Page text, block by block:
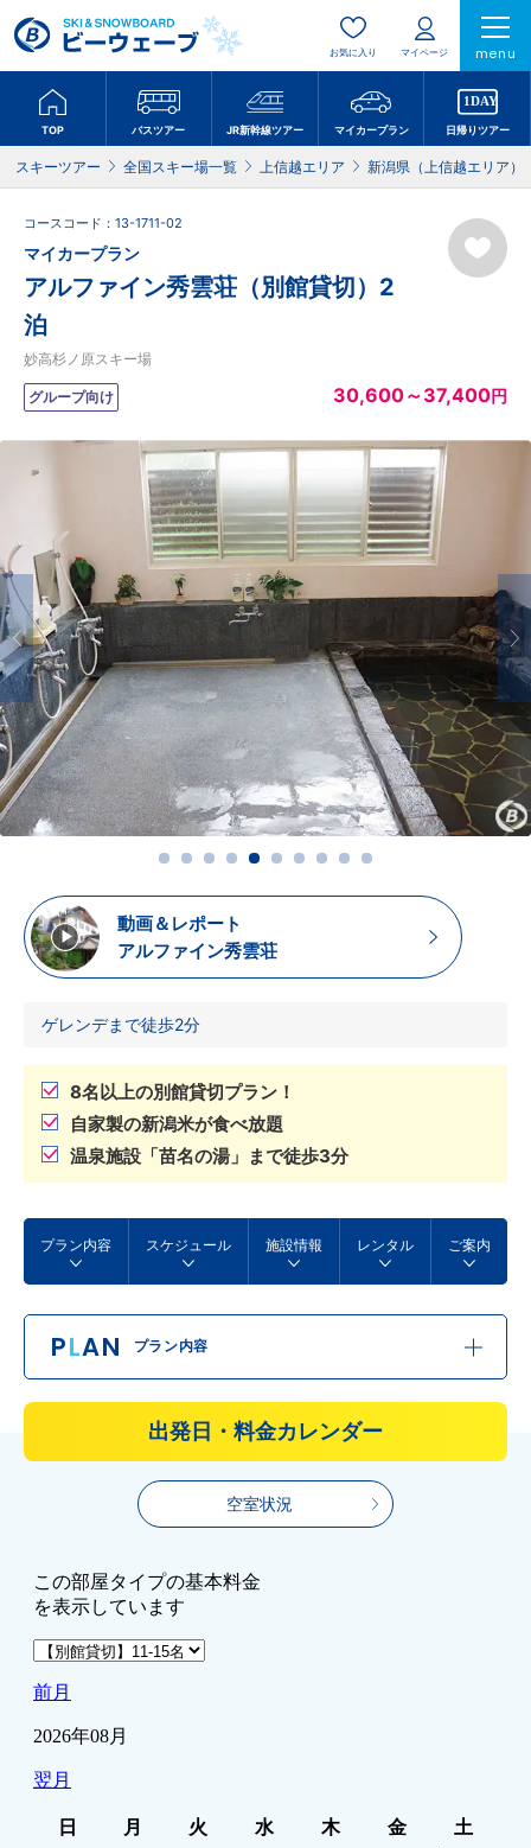
お気に入り マイページ menu
TOP バスツアー JR新幹線ツアー マイカープラン 日帰りツアー
スキーツアー 全国スキー場一覧 上信越エリア 新潟県（上信越エリア）
コースコード：13-1711-02
マイカープラン
アルファイン秀雲荘（別館貸切）2
泊
妙高杉ノ原スキー場
グループ向け 30,600～37,400円
動画＆レポート
アルファイン秀雲荘
ゲレンデまで徒歩2分
8名以上の別館貸切プラン！
自家製の新潟米が食べ放題
温泉施設「苗名の湯」まで徒歩3分
プラン内容 スケジュール 施設情報 レンタル ご案内
PLAN プラン内容
出発日・料金カレンダー
空室状況